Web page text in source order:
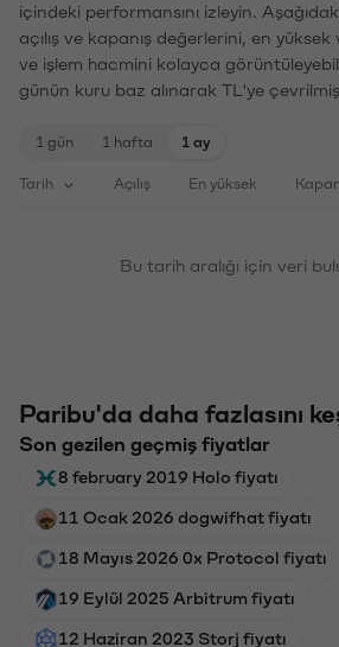
içindeki performansını izleyin.
açılış ve kapanış değerlerini, en
ve işlem hacmini kolayca
günün kuru baz alınarak TL'ye
1 gün 1 hafta 1 ay
Tarih Açılış En yüksek
Bu tarih aralığı için veri
Paribu'da daha fazlasını
Son gezilen geçmiş fiyatlar
8 february 2019 Holo fiyatı
11 Ocak 2026 dogwifhat fiyatı
18 Mayıs 2026 0x Protocol fiyatı
19 Eylül 2025 Arbitrum fiyatı
12 Haziran 2023 Storj fiyatı